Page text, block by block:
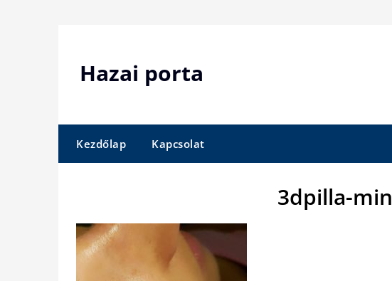
Hazai porta
Kezdőlap Kapcsolat
3dpilla-min